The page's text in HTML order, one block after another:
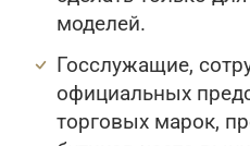
моделей.
Госслужащие,
официальных
торговых марок,